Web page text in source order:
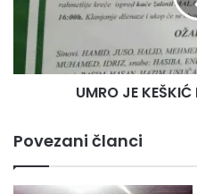
S
,
U
N
Š
B
E
Ć
UMRO JE KEŠKIĆ
Povezani članci